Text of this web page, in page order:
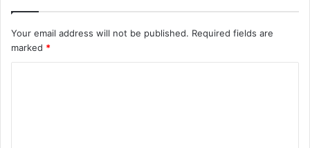
Your email address will not be published. Required fields are
marked *